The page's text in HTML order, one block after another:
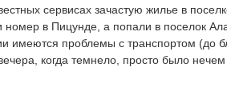
сервисах зачастую жилье в
в Пицунде, а попали в поселок
имеются проблемы с транспортом (до
когда темнело, просто было нечем